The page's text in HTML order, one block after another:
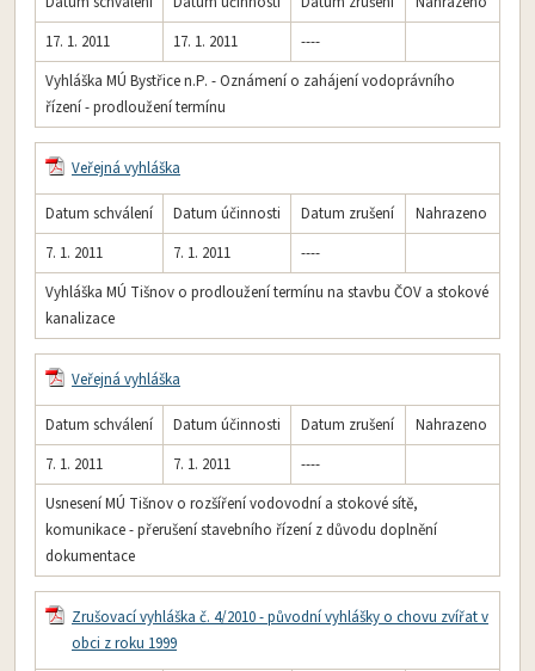
17. 1. 2011
17. 1. 2011
----
Vyhláška MÚ Bystřice n.P. - Oznámení o zahájení vodoprávního
řízení - prodloužení termínu
Veřejná vyhláška
Datum schválení Datum účinnosti Datum zrušení
Nahrazeno
7. 1. 2011
7. 1. 2011
----
Vyhláška MÚ Tišnov o prodloužení termínu na stavbu ČOV a stokové
kanalizace
Veřejná vyhláška
Datum schválení Datum účinnosti Datum zrušení
Nahrazeno
7. 1. 2011
7. 1. 2011
----
Usnesení MÚ Tišnov o rozšíření vodovodní a stokové sítě,
komunikace - přerušení stavebního řízení z důvodu doplnění
dokumentace
Zrušovací vyhláška č. 4/2010 - původní vyhlášky o chovu zvířat v
obci z roku 1999